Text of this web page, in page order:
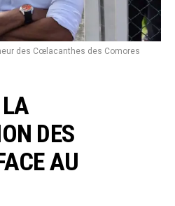
des Cœlacanthes des Comores
DES
AU